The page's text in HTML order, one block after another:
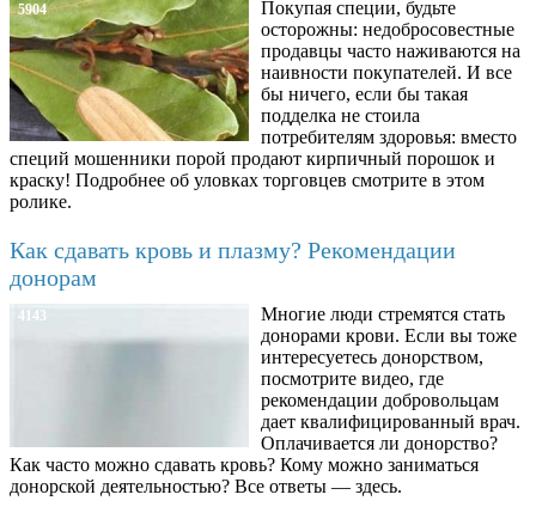
5904
Покупая специи, будьте
осторожны: недобросовестные
продавцы часто наживаются на
наивности покупателей. И все
бы ничего, если бы такая
подделка не стоила
потребителям здоровья: вместо
специй мошенники порой продают кирпичный порошок и
краску! Подробнее об уловках торговцев смотрите в этом
ролике.
Как сдавать кровь и плазму? Рекомендации
донорам
4143
Многие люди стремятся стать
донорами крови. Если вы тоже
интересуетесь донорством,
посмотрите видео, где
рекомендации добровольцам
дает квалифицированный врач.
Оплачивается ли донорство?
Как часто можно сдавать кровь? Кому можно заниматься
донорской деятельностью? Все ответы — здесь.